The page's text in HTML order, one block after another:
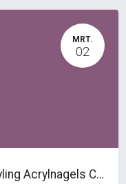
MRT.
02
Allround Nagelstyling Acrylnagels Cursus Opleiding (7 dagen)